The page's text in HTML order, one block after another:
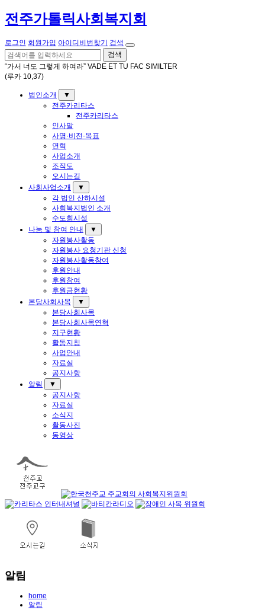
전주가톨릭사회복지회
로그인 회원가입 아이디비번찾기
검색
검색
“가서 너도 그렇게 하여라” VADE ET TU FAC SIMILTER
(루카 10,37)
법인소개
▼
전주카리타스
전주카리타스
인사말
사명·비전·목표
연혁
사업소개
조직도
오시는길
사회사업소개
▼
각 법인 산하시설
사회복지법인 소개
수도회시설
나눔 및 참여 안내
▼
자원봉사활동
자원봉사 요청기관 신청
자원봉사활동참여
후원안내
후원참여
후원금현황
본당사회사목
▼
본당사회사목
본당사회사목연혁
지구현황
활동지침
사업안내
자료실
공지사항
알림
▼
공지사항
자료실
소식지
활동사진
동영상
알림
home
알림